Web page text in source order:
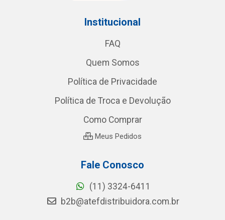
Institucional
FAQ
Quem Somos
Política de Privacidade
Política de Troca e Devolução
Como Comprar
Meus Pedidos
Fale Conosco
(11) 3324-6411
b2b@atefdistribuidora.com.br